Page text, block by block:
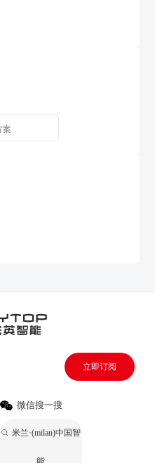
立即订阅
微信搜一搜
米兰·(milan)中国智
能